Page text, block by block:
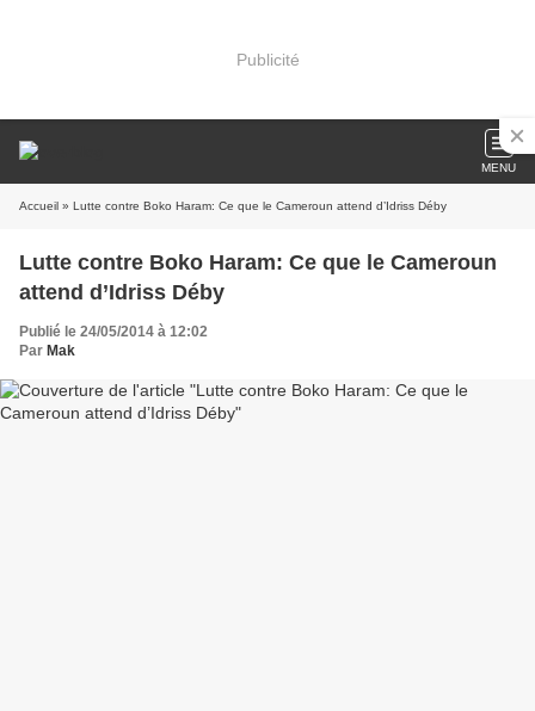
Publicité
MENU
Accueil » Lutte contre Boko Haram: Ce que le Cameroun attend d’Idriss Déby
Lutte contre Boko Haram: Ce que le Cameroun
attend d’Idriss Déby
Publié le 24/05/2014 à 12:02
Par Mak